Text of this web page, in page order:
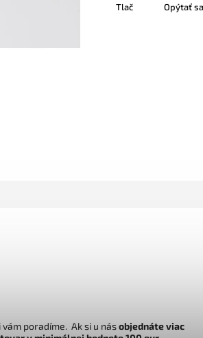
Tlač Opýtať sa
vám poradíme. Ak si u násobjednáte viac